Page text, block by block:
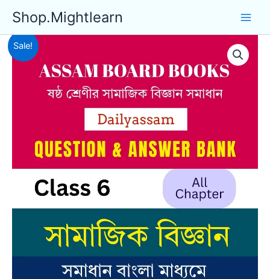
content
Shop.Mightlearn
Sale!